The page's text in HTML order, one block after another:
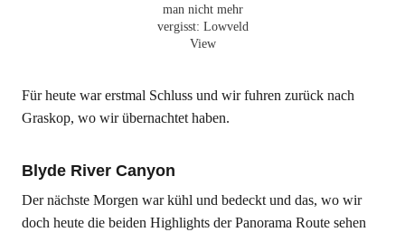
man nicht mehr
vergisst: Lowveld
View
Für heute war erstmal Schluss und wir fuhren zurück nach
Graskop, wo wir übernachtet haben.
Blyde River Canyon
Der nächste Morgen war kühl und bedeckt und das, wo wir
doch heute die beiden Highlights der Panorama Route sehen